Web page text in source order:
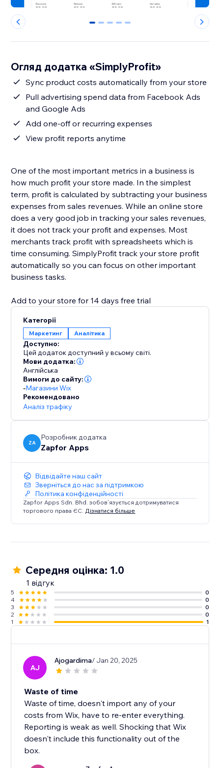
0 1 2 3 4
Огляд додатка «SimplyProfit»
Sync product costs automatically from your store
Pull advertising spend data from Facebook Ads
and Google Ads
Add one-off or recurring expenses
View profit reports anytime
One of the most important metrics in a business is
how much profit your store made. In the simplest
term, profit is calculated by subtracting your business
expenses from sales revenues. While an online store
does a very good job in tracking your sales revenues,
it does not track your profit and expenses. Most
merchants track profit with spreadsheets which is
time consuming. SimplyProfit track your store profit
automatically so you can focus on other important
business tasks.
Add to your store for 14 days free trial
Категорії
Маркетинг Аналітика
Доступно:
Цей додаток доступний у всьому світі.
Мови додатка:
Англійська
Вимоги до сайту:
-Магазини Wix
Рекомендовано
Аналіз трафіку
ZA
Розробник додатка
Zapfor Apps
Відвідайте наш сайт
Зверніться до нас за підтримкою
Політика конфіденційності
Zapfor Apps Sdn. Bhd. зобов’язується дотримуватися
торгового права ЄС. Дізнатися більше
Середня оцінка: 1.0
1 відгук
5
0
4
0
3
0
2
0
1
1
AJ
Ajogardima/ Jan 20, 2025
Waste of time
Waste of time, doesn't import any of your
costs from Wix, have to re-enter everything.
Reporting is weak as well. Shocking that Wix
doesn't include this functionality out of the
box.